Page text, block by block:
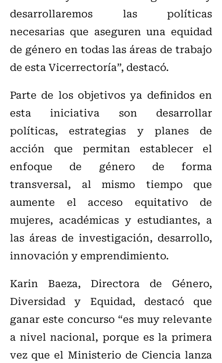
desarrollaremos las políticas
necesarias que aseguren una equidad
de género en todas las áreas de trabajo
de esta Vicerrectoría”, destacó.
Parte de los objetivos ya definidos en
esta iniciativa son desarrollar
políticas, estrategias y planes de
acción que permitan establecer el
enfoque de género de forma
transversal, al mismo tiempo que
aumente el acceso equitativo de
mujeres, académicas y estudiantes, a
las áreas de investigación, desarrollo,
innovación y emprendimiento.
Karin Baeza, Directora de Género,
Diversidad y Equidad, destacó que
ganar este concurso “es muy relevante
a nivel nacional, porque es la primera
vez que el Ministerio de Ciencia lanza